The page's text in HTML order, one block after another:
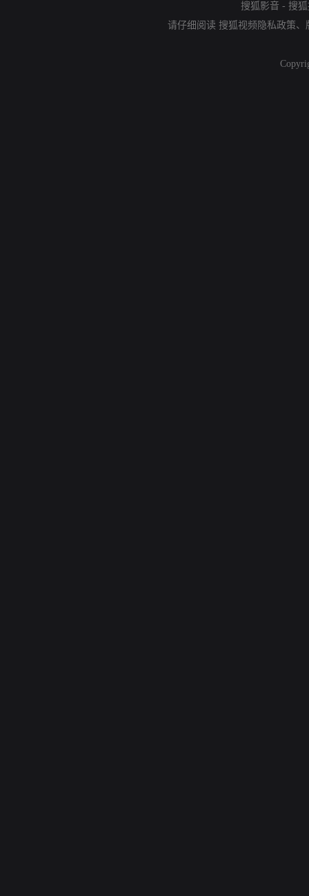
搜狐影音 - 搜
请仔细阅读 搜狐视频隐私政策、